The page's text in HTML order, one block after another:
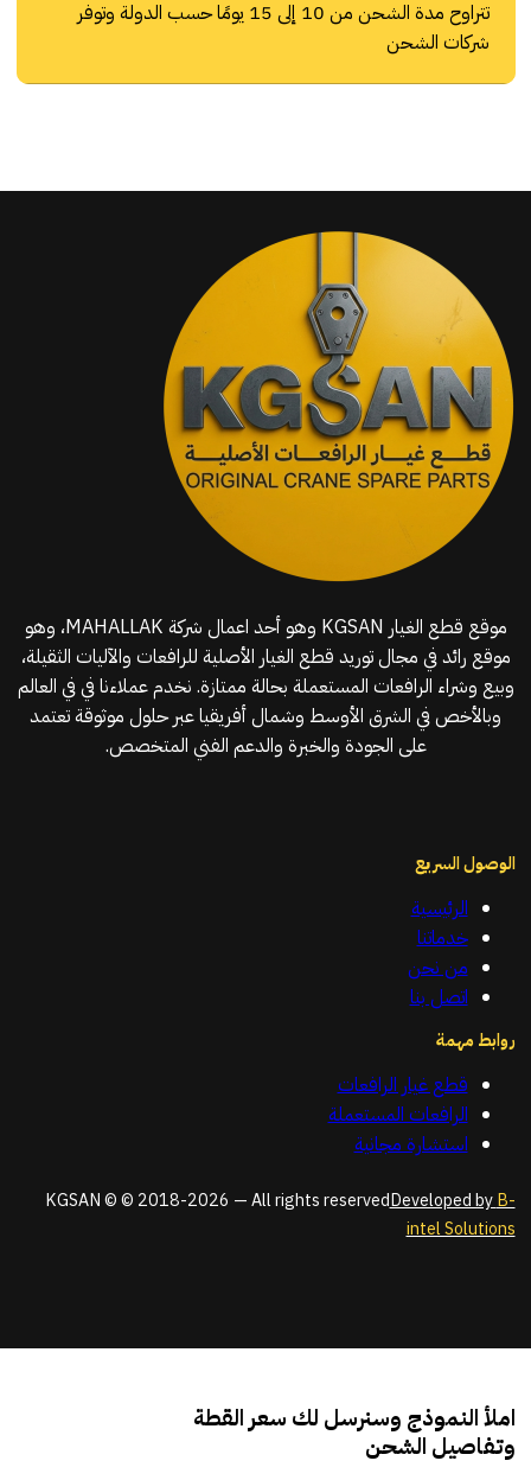
تتراوح مدة الشحن من 10 إلى 15 يومًا حسب الدولة وتوفر
شركات الشحن
موقع قطع الغيار KGSAN وهو أحد اعمال شركة MAHALLAK، وهو
موقع رائد في مجال توريد قطع الغيار الأصلية للرافعات والآليات الثقيلة،
وبيع وشراء الرافعات المستعملة بحالة ممتازة. نخدم عملاءنا في في العالم
وبالأخص في الشرق الأوسط وشمال أفريقيا عبر حلول موثوقة تعتمد
على الجودة والخبرة والدعم الفني المتخصص.
الوصول السريع
الرئيسية
خدماتنا
من نحن
اتصل بنا
روابط مهمة
قطع غيار الرافعات
الرافعات المستعملة
استشارة مجانية
KGSAN © © 2018-2026 — All rights reservedDeveloped byB-
intel Solutions
املأ النموذج وسنرسل لك سعر القطة
وتفاصيل الشحن